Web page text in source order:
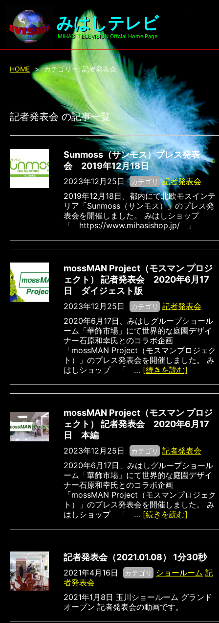
みはしテレビ
MIHASI TELEVISION Offcial Home Page
HOME > カテゴリー: 記者発表会
記者発表会 の記事一覧
Sunmoss（サンモス）プレス発表
会 2019年12月18日
2023年12月25日 カテゴリ
記者発表会
2019年12月18日、都内にて北欧モスインテ
リア「Sunmoss（サンモス）」のプレス発
表会を開催しました。 みはしショップ
「 https://www.mihasishop.jp/ 」
mossMAN Project（モスマン プロジ
ェクト） 記者発表会 2020年6月17
日 ダイジェスト版
2023年12月25日 カテゴリ
記者発表会
2020年6月17日、みはしグループショール
ーム「華飾市場」にて世界的な庭園デザイ
ナー石原和幸氏とのコラボ企画
「mossMAN Project（モスマンプロジェク
ト）」のプレス発表会を開催しました。 み
はしショップ 「 … [続きを読む]
mossMAN Project（モスマン プロジ
ェクト） 記者発表会 2020年6月17
日 本編
2023年12月25日 カテゴリ
記者発表会
2020年6月17日、みはしグループショール
ーム「華飾市場」にて世界的な庭園デザイ
ナー石原和幸氏とのコラボ企画
「mossMAN Project（モスマンプロジェク
ト）」のプレス発表会を開催しました。 み
はしショップ 「 … [続きを読む]
記者発表会（2021.01.08） 1分30秒
2021年4月16日 カテゴリ ショールーム 記
者発表会
2021年1月8日 玉川ショールーム グランド
オープン 記者発表会の動画です。